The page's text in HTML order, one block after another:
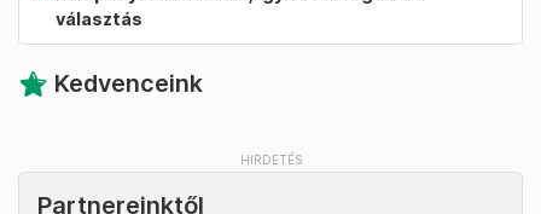
választás
Kedvenceink
Partnereinktől